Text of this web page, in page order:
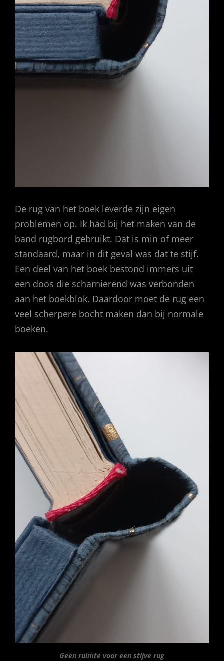
De rug van het boek leverde zijn eigen
problemen op. Ik had bij het maken van de
band rugbord gebruikt. Dat is min of meer
standaard, maar in dit geval was dat te stijf.
Een deel van het boek bestond immers uit
een doos die scharnierend was verbonden
aan het boekblok. Daardoor moet de rug een
veel scherpere bocht maken dan bij normale
boeken.
Geen ruimte voor een stijve rug